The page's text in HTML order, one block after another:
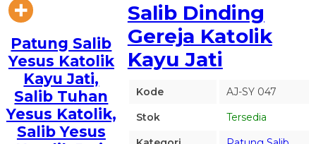
Salib Dinding
Gereja Katolik
Kayu Jati
Kode
AJ-SY 047
Stok
Tersedia
Patung Salib
Yesus Katolik
Kayu Jati,
Salib Tuhan
Yesus Katolik,
Salib Yesus